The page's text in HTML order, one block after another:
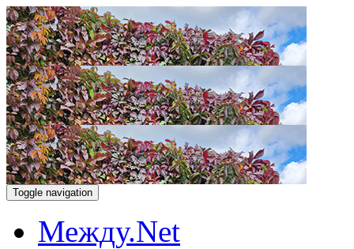
Toggle navigation
Между.Net